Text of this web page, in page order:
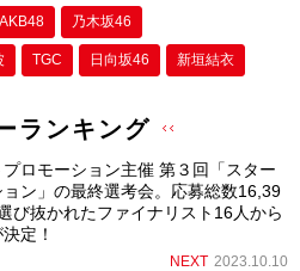
AKB48 乃木坂46
TGC 日向坂46 新垣結衣
ランキング
ロモーション主催 第３回「スター
ン」の最終選考会。応募総数16,39
び抜かれたファイナリスト16人から
定！
NEXT 2023.10.10